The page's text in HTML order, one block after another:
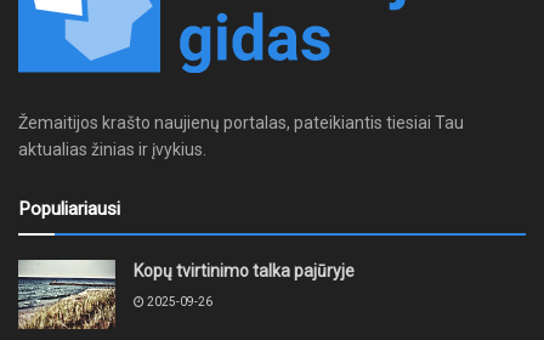
Žemaitijos krašto naujienų portalas, pateikiantis tiesiai Tau
aktualias žinias ir įvykius.
Populiariausi
Kopų tvirtinimo talka pajūryje
2025-09-26